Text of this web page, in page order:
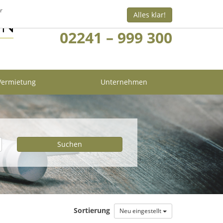
Sie haben Fragen? Rufen Sie uns an!
02241 – 999 300
Unternehmen
Sortierung Neu eingestellt
Alles klar!